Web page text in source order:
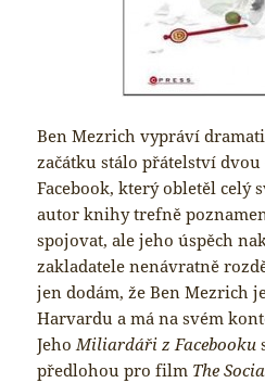
Ben Mezrich vypráví
začátku stálo přátelství
Facebook, který obletěl celý
autor knihy trefně
spojovat, ale jeho úspěch
zakladatele nenávratně
jen dodám, že Ben Mezrich
Harvardu a má na svém
JehoMiliardáři z Facebooku
předlohou pro film The